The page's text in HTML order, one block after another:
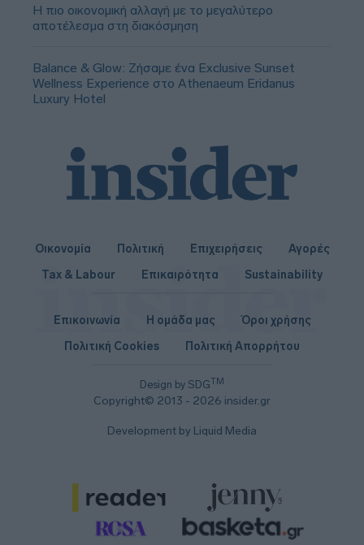
Η πιο οικονομική αλλαγή με το μεγαλύτερο
αποτέλεσμα στη διακόσμηση
Balance & Glow: Ζήσαμε ένα Exclusive Sunset
Wellness Experience στο Athenaeum Eridanus
Luxury Hotel
Οικονομία Πολιτική Επιχειρήσεις
Αγορές
Tax & Labour
Επικαιρότητα Sustainability
Design by SDGTM
Copyright© 2013 - 2026 insider.gr
Επικοινωνία Η ομάδα μας
Όροι χρήσης
Πολιτική Cookies
Πολιτική Απορρήτου
Development by Liquid Media